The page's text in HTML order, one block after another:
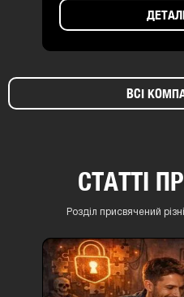
ВСІ
СТАТТІ
Розділ присвячений